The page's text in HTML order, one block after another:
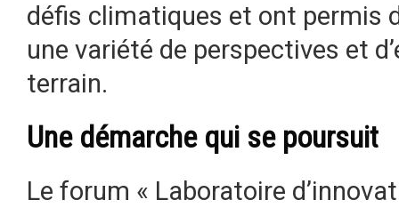
défis climatiques et ont permis
une variété de perspectives et
terrain.
Une démarche qui se poursuit
Le forum « Laboratoire